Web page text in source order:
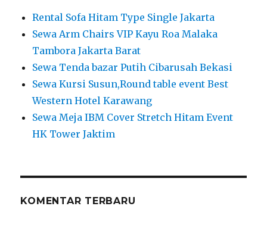
Rental Sofa Hitam Type Single Jakarta
Sewa Arm Chairs VIP Kayu Roa Malaka
Tambora Jakarta Barat
Sewa Tenda bazar Putih Cibarusah Bekasi
Sewa Kursi Susun,Round table event Best
Western Hotel Karawang
Sewa Meja IBM Cover Stretch Hitam Event
HK Tower Jaktim
KOMENTAR TERBARU